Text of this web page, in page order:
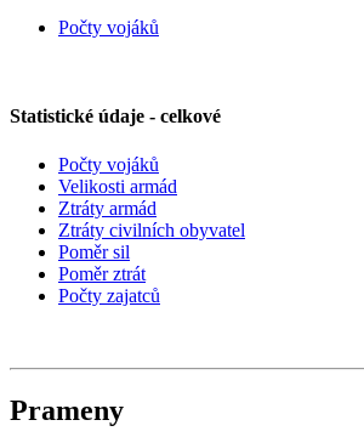
Počty vojáků
Statistické údaje - celkové
Počty vojáků
Velikosti armád
Ztráty armád
Ztráty civilních obyvatel
Poměr sil
Poměr ztrát
Počty zajatců
Prameny